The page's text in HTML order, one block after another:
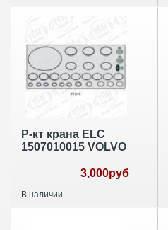
Р-кт крана ELC
1507010015 VOLVO
3,000руб
В наличии